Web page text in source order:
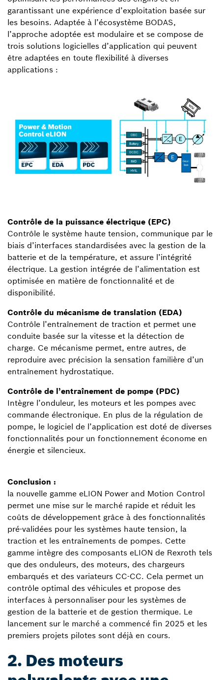
garantissant une expérience d’exploitation basée sur
les besoins. Adaptée à l’écosystème BODAS,
l’approche adoptée est modulaire et se compose de
trois solutions logicielles d’application qui peuvent
être adaptées en toute flexibilité à diverses
applications :
Contrôle de la puissance électrique (EPC)
Contrôle le système haute tension, communique par le
biais d’interfaces standardisées avec la gestion de la
batterie et de la température, et assure l’intégrité
électrique. La gestion intégrée de l’alimentation est
optimisée en matière de fonctionnalité et de
disponibilité.
Contrôle du mécanisme de translation (EDA)
Contrôle l’entraînement de traction et permet une
conduite basée sur la vitesse et la détection de
charge. Ce mécanisme permet, entre autres, de
reproduire avec précision la sensation familière d’un
entraînement hydrostatique.
Contrôle de l’entraînement de pompe (PDC)
Intègre l’onduleur, les moteurs et les pompes avec
commande électronique. En plus de la régulation de
pompe, le logiciel de l’application est doté de diverses
fonctionnalités pour un fonctionnement économe en
énergie et silencieux.
Conclusion :
la nouvelle gamme eLION Power and Motion Control
permet une mise sur le marché rapide et réduit les
coûts de développement grâce à des fonctionnalités
pré-validées pour les systèmes haute tension, la
traction et les entraînements de pompes. Cette
gamme intègre des composants eLION de Rexroth tels
que des onduleurs, des moteurs, des chargeurs
embarqués et des variateurs CC-CC. Cela permet un
contrôle optimal des véhicules et propose des
interfaces à personnaliser pour les systèmes de
gestion de la batterie et de gestion thermique. Le
lancement sur le marché a commencé fin 2025 et les
premiers projets pilotes sont déjà en cours.
2. Des moteurs